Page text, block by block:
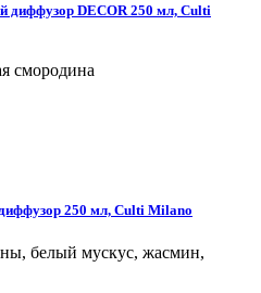
диффузор DECOR 250 мл, Culti
смородина
250 мл, Culti Milano
белый мускус, жасмин,